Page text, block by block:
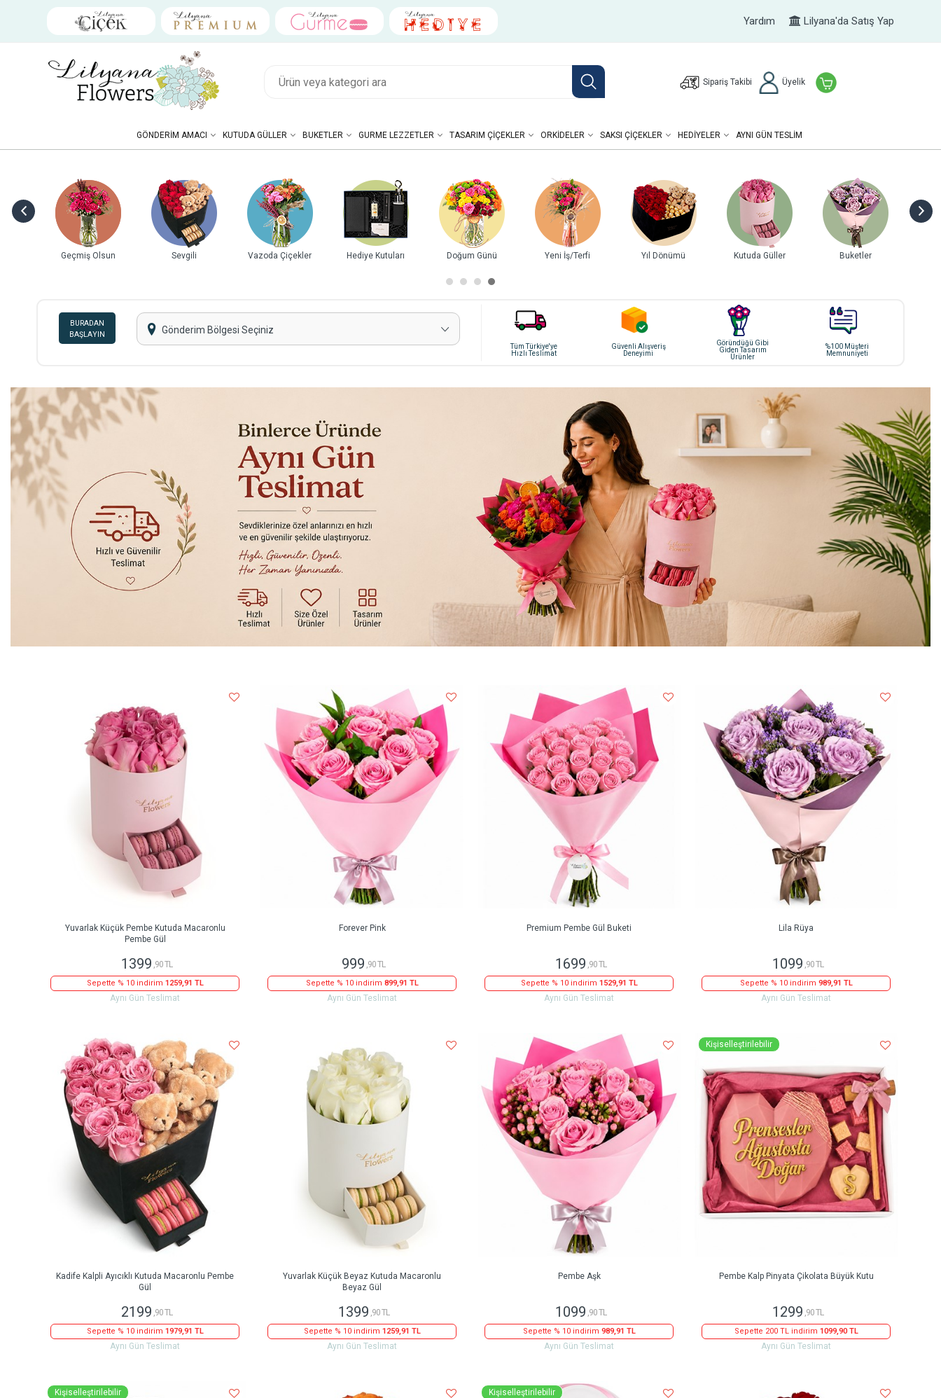
Yardım Lilyana'da Satış Yap
Sipariş Takibi Üyelik
GÖNDERIM AMACI KUTUDA GÜLLER BUKETLER GURME LEZZETLER TASARIM ÇIÇEKLER ORKIDELER SAKSI ÇIÇEKLER HEDIYELER AYNI GÜN TESLİM
Geçmiş Olsun Sevgili Vazoda Çiçekler Hediye Kutuları Doğum Günü Yeni İş/Terfi Yıl Dönümü Kutuda Güller Buketler
BURADAN
BAŞLAYIN
Gönderim Bölgesi Seçiniz
Tüm Türkiye'ye
Hızlı Teslimat
Güvenli Alışveriş
Deneyimi
Göründüğü Gibi
Giden Tasarım
Ürünler
%100 Müşteri
Memnuniyeti
Yuvarlak Küçük Pembe Kutuda Macaronlu
Pembe Gül
1399 ,90 TL
Sepette % 10 indirim 1259,91 TL
Aynı Gün Teslimat
Forever Pink
999 ,90 TL
Sepette % 10 indirim 899,91 TL
Aynı Gün Teslimat
Premium Pembe Gül Buketi
1699 ,90 TL
Sepette % 10 indirim 1529,91 TL
Aynı Gün Teslimat
Lila Rüya
1099 ,90 TL
Sepette % 10 indirim 989,91 TL
Aynı Gün Teslimat
Kadife Kalpli Ayıcıklı Kutuda Macaronlu Pembe
Gül
2199 ,90 TL
Sepette % 10 indirim 1979,91 TL
Aynı Gün Teslimat
Yuvarlak Küçük Beyaz Kutuda Macaronlu
Beyaz Gül
1399 ,90 TL
Sepette % 10 indirim 1259,91 TL
Aynı Gün Teslimat
Pembe Aşk
1099 ,90 TL
Sepette % 10 indirim 989,91 TL
Aynı Gün Teslimat
Kişiselleştirilebilir
Pembe Kalp Pinyata Çikolata Büyük Kutu
1299 ,90 TL
Sepette 200 TL indirim 1099,90 TL
Aynı Gün Teslimat
Kişiselleştirilebilir Kişiselleştirilebilir